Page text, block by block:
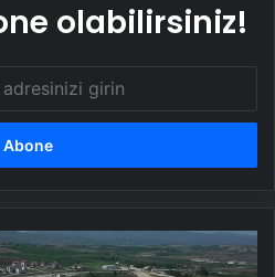
olabilirsiniz!